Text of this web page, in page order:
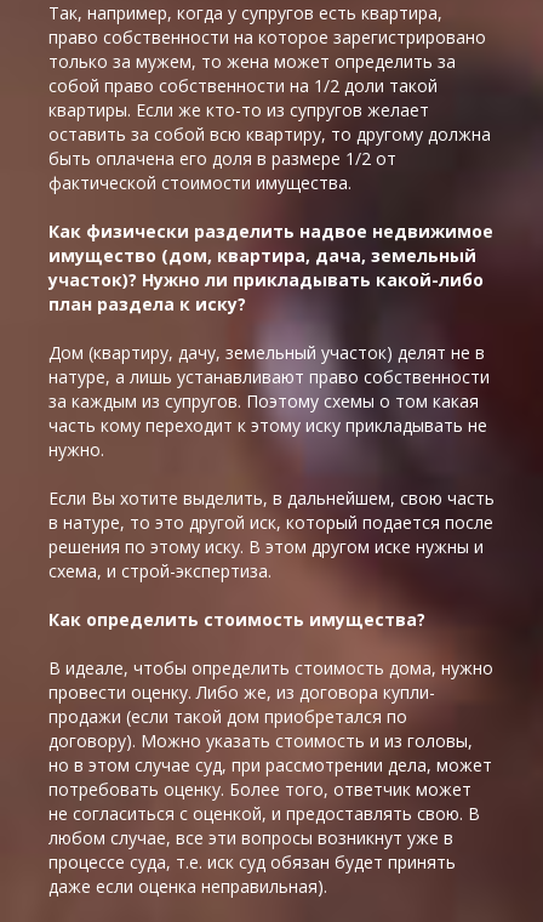
Так, например, когда у супругов есть квартира,
право собственности на которое зарегистрировано
только за мужем, то жена может определить за
собой право собственности на 1/2 доли такой
квартиры. Если же кто-то из супругов желает
оставить за собой всю квартиру, то другому должна
быть оплачена его доля в размере 1/2 от
фактической стоимости имущества.
Как физически разделить надвое недвижимое
имущество (дом, квартира, дача, земельный
участок)? Нужно ли прикладывать какой-либо
план раздела к иску?
Дом (квартиру, дачу, земельный участок) делят не в
натуре, а лишь устанавливают право собственности
за каждым из супругов. Поэтому схемы о том какая
часть кому переходит к этому иску прикладывать не
нужно.
Если Вы хотите выделить, в дальнейшем, свою часть
в натуре, то это другой иск, который подается после
решения по этому иску. В этом другом иске нужны и
схема, и строй-экспертиза.
Как определить стоимость имущества?
В идеале, чтобы определить стоимость дома, нужно
провести оценку. Либо же, из договора купли-
продажи (если такой дом приобретался по
договору). Можно указать стоимость и из головы,
но в этом случае суд, при рассмотрении дела, может
потребовать оценку. Более того, ответчик может
не согласиться с оценкой, и предоставлять свою. В
любом случае, все эти вопросы возникнут уже в
процессе суда, т.е. иск суд обязан будет принять
даже если оценка неправильная).